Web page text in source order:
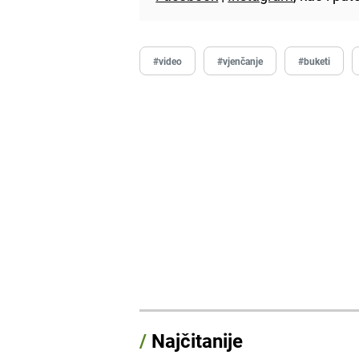
#video #vjenčanje #buketi
/ Najčitanije